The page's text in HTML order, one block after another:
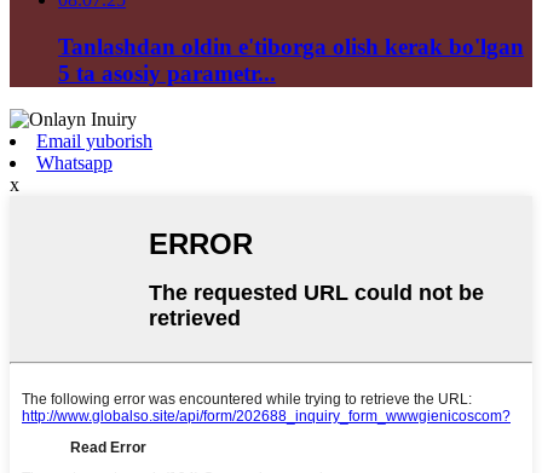
Tanlashdan oldin e'tiborga olish kerak bo'lgan
5 ta asosiy parametr...
Email yuborish
Whatsapp
x